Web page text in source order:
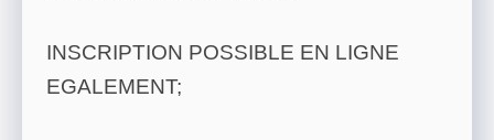
INSCRIPTION POSSIBLE EN LIGNE
EGALEMENT;